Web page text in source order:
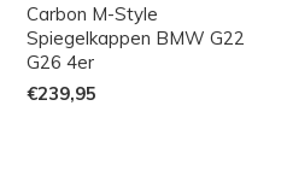
Carbon M-Style
Spiegelkappen BMW G22
G26 4er
€239,95